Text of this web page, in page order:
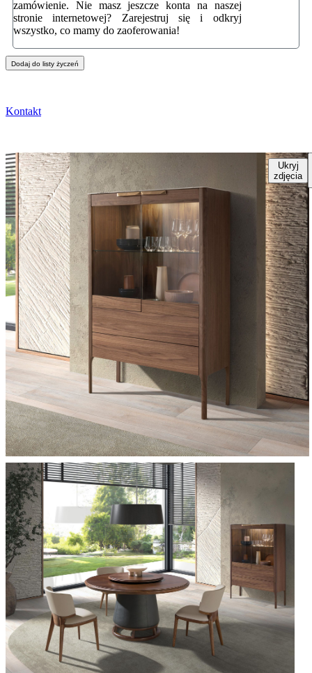
zamówienie. Nie masz jeszcze konta na naszej
stronie internetowej? Zarejestruj się i odkryj
wszystko, co mamy do zaoferowania!
Dodaj do listy życzeń
Kontakt
Ukryj
zdjęcia